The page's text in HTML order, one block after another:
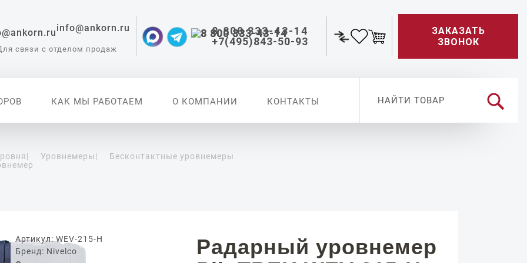
info@ankorn.ru
связи с отделом продаж
8 800 333-43-14
+7(495)843-50-93
ЗАКАЗАТЬ
ЗВОНОК
КАК МЫ РАБОТАЕМ О КОМПАНИИ КОНТАКТЫ
для
| Уровнемеры|
Бесконтактные уровнемеры
Артикул: WEV-215-H
Бренд: Nivelco
Радарный уровнемер